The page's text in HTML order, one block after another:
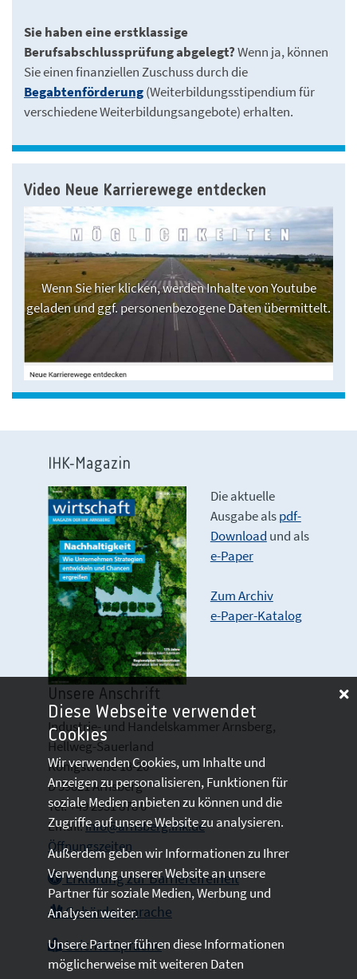
Sie haben eine erstklassige
Berufsabschlussprüfung abgelegt?Wenn ja, können
Sie einen finanziellen Zuschuss durch die
Begabtenförderung(Weiterbildungsstipendium für
verschiedene Weiterbildungsangebote) erhalten.
Video Neue Karrierewege entdecken
Wenn Sie hier klicken, werden Inhalte von Youtube
geladen und ggf. personenbezogene Daten übermittelt.
IHK-Magazin
Die aktuelle
Ausgabe alspdf-
Download und als
e-Paper
Zum Archiv
e-Paper-Katalog
Unsere Anschrift
Industrie- und Handelskammer Arnsberg,
Hellweg-Sauerland
Königstraße 18-20
D 59821 Arnsberg
Tel: +49 2931 878 0
Email:info@arnsberg.ihk.de
Öffnungszeiten
Erklärung zur Barrierefreiheit
Gebärdensprache
Leichte Sprache
Diese Webseite verwendet
Cookies
Wir verwenden Cookies, um Inhalte und
Anzeigen zu personalisieren, Funktionen für
soziale Medien anbieten zu können und die
Zugriffe auf unsere Website zu analysieren.
Außerdem geben wir Informationen zu Ihrer
Verwendung unserer Website an unsere
Partner für soziale Medien, Werbung und
Analysen weiter.
Unsere Partner führen diese Informationen
möglicherweise mit weiteren Daten